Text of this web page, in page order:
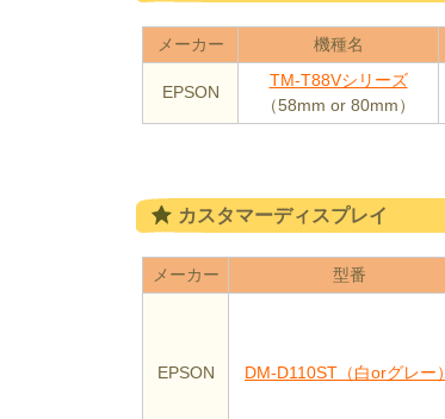
メーカー 機種名
EPSON
TM-T88Vシリーズ
（58mm or 80mm）
カスタマーディスプレイ
メーカー 型番
EPSON DM-D110ST（白orグレー）